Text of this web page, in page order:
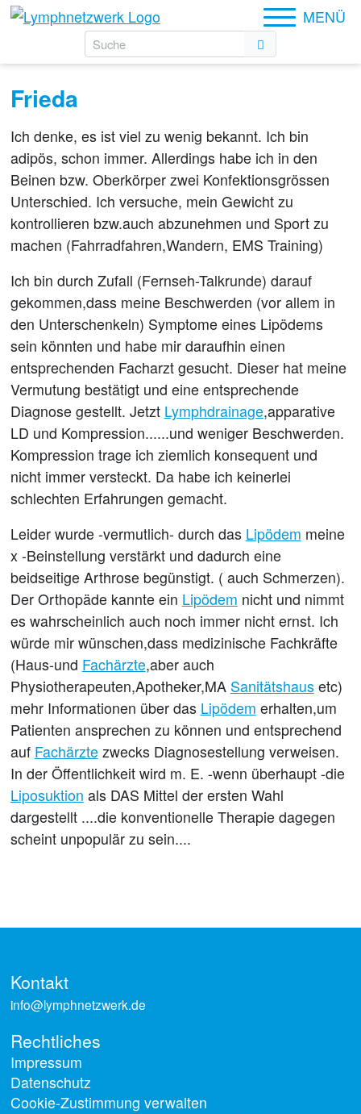
MENÜ
Frieda
Ich denke, es ist viel zu wenig bekannt. Ich bin
adipös, schon immer. Allerdings habe ich in den
Beinen bzw. Oberkörper zwei Konfektionsgrössen
Unterschied. Ich versuche, mein Gewicht zu
kontrollieren bzw.auch abzunehmen und Sport zu
machen (Fahrradfahren,Wandern, EMS Training)
Ich bin durch Zufall (Fernseh-Talkrunde) darauf
gekommen,dass meine Beschwerden (vor allem in
den Unterschenkeln) Symptome eines Lipödems
sein könnten und habe mir daraufhin einen
entsprechenden Facharzt gesucht. Dieser hat meine
Vermutung bestätigt und eine entsprechende
Diagnose gestellt. Jetzt Lymphdrainage,apparative
LD und Kompression......und weniger Beschwerden.
Kompression trage ich ziemlich konsequent und
nicht immer versteckt. Da habe ich keinerlei
schlechten Erfahrungen gemacht.
Leider wurde -vermutlich- durch das Lipödem meine
x -Beinstellung verstärkt und dadurch eine
beidseitige Arthrose begünstigt. ( auch Schmerzen).
Der Orthopäde kannte ein Lipödem nicht und nimmt
es wahrscheinlich auch noch immer nicht ernst. Ich
würde mir wünschen,dass medizinische Fachkräfte
(Haus-und Fachärzte,aber auch
Physiotherapeuten,Apotheker,MA Sanitätshaus etc)
mehr Informationen über das Lipödem erhalten,um
Patienten ansprechen zu können und entsprechend
auf Fachärztezwecks Diagnosestellung verweisen.
In der Öffentlichkeit wird m. E. -wenn überhaupt -die
Liposuktion als DAS Mittel der ersten Wahl
dargestellt ....die konventionelle Therapie dagegen
scheint unpopulär zu sein....
Kontakt
info@lymphnetzwerk.de
Rechtliches
Impressum
Datenschutz
Cookie-Zustimmung verwalten